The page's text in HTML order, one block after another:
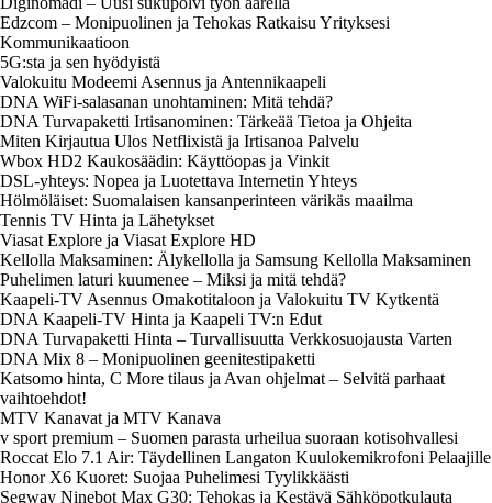
Edzcom – Monipuolinen ja Tehokas Ratkaisu Yrityksesi
Kommunikaatioon
5G:sta ja sen hyödyistä
Valokuitu Modeemi Asennus ja Antennikaapeli
DNA WiFi-salasanan unohtaminen: Mitä tehdä?
DNA Turvapaketti Irtisanominen: Tärkeää Tietoa ja Ohjeita
Miten Kirjautua Ulos Netflixistä ja Irtisanoa Palvelu
Wbox HD2 Kaukosäädin: Käyttöopas ja Vinkit
DSL-yhteys: Nopea ja Luotettava Internetin Yhteys
Hölmöläiset: Suomalaisen kansanperinteen värikäs maailma
Tennis TV Hinta ja Lähetykset
Viasat Explore ja Viasat Explore HD
Kellolla Maksaminen: Älykellolla ja Samsung Kellolla Maksaminen
Puhelimen laturi kuumenee – Miksi ja mitä tehdä?
Kaapeli-TV Asennus Omakotitaloon ja Valokuitu TV Kytkentä
DNA Kaapeli-TV Hinta ja Kaapeli TV:n Edut
DNA Turvapaketti Hinta – Turvallisuutta Verkkosuojausta Varten
DNA Mix 8 – Monipuolinen geenitestipaketti
Katsomo hinta, C More tilaus ja Avan ohjelmat – Selvitä parhaat
vaihtoehdot!
MTV Kanavat ja MTV Kanava
v sport premium – Suomen parasta urheilua suoraan kotisohvallesi
Roccat Elo 7.1 Air: Täydellinen Langaton Kuulokemikrofoni Pelaajille
Honor X6 Kuoret: Suojaa Puhelimesi Tyylikkäästi
Segway Ninebot Max G30: Tehokas ja Kestävä Sähköpotkulauta